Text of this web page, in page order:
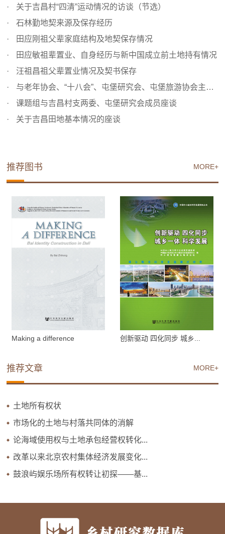
关于吉昌村“四清”运动情况的访谈（节选）
石林勤地契来源及保存经历
田应刚祖父辈家庭结构及地契保存情况
田应敏祖辈置业、自身经历与新中国成立前土地持有情况
汪祖昌祖父辈置业情况及契书保存
与老年协会、“十八会”、屯堡研究会、屯堡旅游协会主要成...
课题组与吉昌村支两委、屯堡研究会成员座谈
关于吉昌田地基本情况的座谈
MORE+
推荐图书
Making a difference 创新驱动 四化同步 城乡...
MORE+
推荐文章
土地所有权状
市场化的土地与村落共同体的消解
论海域使用权与土地承包经营权转化...
改革以来北京农村集体经济发展变化...
鼓浪屿娱乐场所有权转让初探——基...